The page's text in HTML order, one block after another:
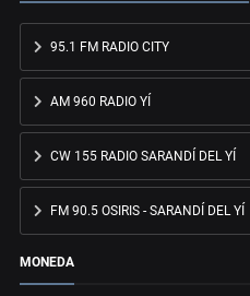
95.1 FM RADIO CITY
AM 960 RADIO YÍ
CW 155 RADIO SARANDÍ DEL YÍ
FM 90.5 OSIRIS - SARANDÍ DEL YÍ
MONEDA